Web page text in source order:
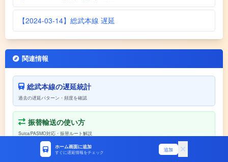
【2024-03-14】総武本線 遅延
関連情報
総武本線の遅延統計
過去の遅延パターン・頻度を確認
振替輸送の使い方
Suica/PASMO対応・振替ルート解説
遅延証明書の取り方
ホーム画面に追加
すぐに遅延情報をチェック 追加